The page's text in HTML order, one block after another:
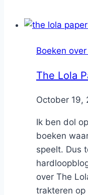
Boeken
The Lola
ByNicole
October 19,
Ik ben dol
boeken
speelt. Dus
over The
trakteren